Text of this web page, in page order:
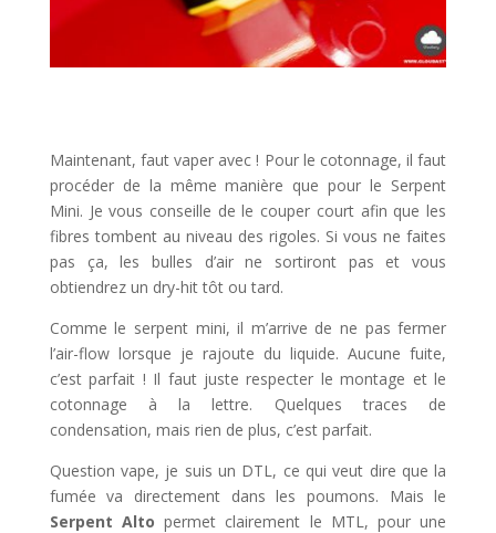
Maintenant, faut vaper avec ! Pour le cotonnage, il faut
procéder de la même manière que pour le Serpent
Mini. Je vous conseille de le couper court afin que les
fibres tombent au niveau des rigoles. Si vous ne faites
pas ça, les bulles d’air ne sortiront pas et vous
obtiendrez un dry-hit tôt ou tard.
Comme le serpent mini, il m’arrive de ne pas fermer
l’air-flow lorsque je rajoute du liquide. Aucune fuite,
c’est parfait ! Il faut juste respecter le montage et le
cotonnage à la lettre. Quelques traces de
condensation, mais rien de plus, c’est parfait.
Question vape, je suis un DTL, ce qui veut dire que la
fumée va directement dans les poumons. Mais le
Serpent Alto permet clairement le MTL, pour une